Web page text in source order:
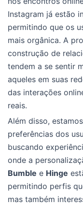
Instagram já estão
permitindo que os
mais orgânica. A
construção de
tendem a se sentir
aqueles em suas
das interações
reais.
Além disso,
preferências dos
buscando
onde a
Bumble e Hinge
permitindo perfis
mas também